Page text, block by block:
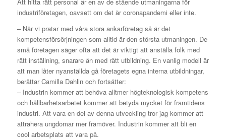
Att hitta rätt personal är en av de stående utmaningarna för
industriföretagen, oavsett om det är coronapandemi eller inte.
– När vi pratar med våra stora ankarföretag så är det
kompetensförsörjningen som alltid är den största utmaningen. De
små företagen säger ofta att det är viktigt att anställa folk med
rätt inställning, snarare än med rätt utbildning. En vanlig modell är
att man låter nyanställda gå företagets egna interna utbildningar,
berättar Camilla Dahlin och fortsätter:
– Industrin kommer att behöva alltmer högteknologisk kompetens
och hållbarhetsarbetet kommer att betyda mycket för framtidens
industri. Att vara en del av denna utveckling tror jag kommer att
attrahera ungdomar mer framöver. Industrin kommer att bli en
cool arbetsplats att vara på.